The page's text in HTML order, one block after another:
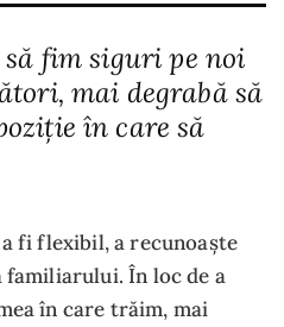
fim siguri pe noi
mai degrabă să
în care să
fi flexibil, a recunoaște
În loc de a
în care trăim, mai